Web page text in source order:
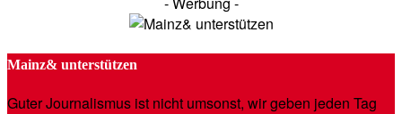
Mainz& unterstützen
Guter Journalismus ist nicht umsonst, wir geben jeden Tag